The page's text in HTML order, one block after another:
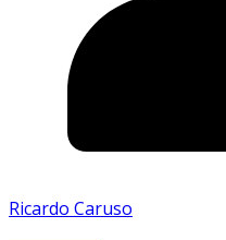
Ricardo Caruso